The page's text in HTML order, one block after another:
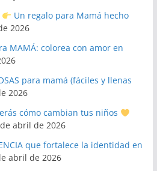
Un regalo para Mamá hecho
2026
MAMÁ: colorea con amor en
para mamá (fáciles y llenas
2026
cómo cambian tus niños
abril de 2026
que fortalece la identidad en
abril de 2026